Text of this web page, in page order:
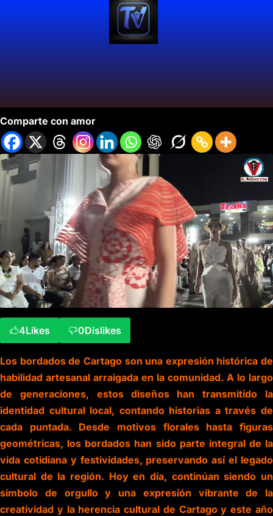
Comparte con amor
4Likes 0Dislikes
Los bordados de Cartago son una expresión histórica de
habilidad artesanal arraigada en la comunidad. A lo largo
de generaciones, estos diseños han transmitido la
identidad cultural local, contando historias a través de
cada puntada. Desde motivos florales hasta figuras
geométricas, los bordados han sido parte integral de la
vida cotidiana y festividades, preservando así el legado
cultural de la región. Hoy en día, continúan siendo un
símbolo de orgullo y una expresión vibrante de la
creatividad y la herencia cultural de Cartago y este año